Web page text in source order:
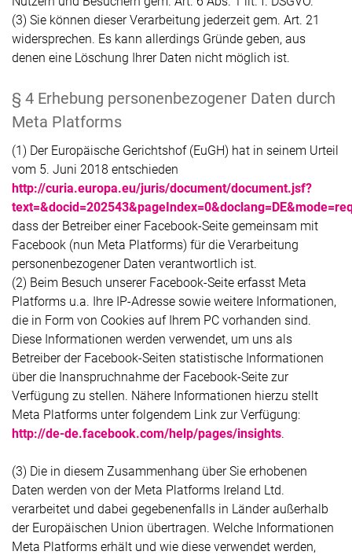
(3) Sie können dieser Verarbeitung jederzeit gem. Art. 21
widersprechen. Es kann allerdings Gründe geben, aus
denen eine Löschung Ihrer Daten nicht möglich ist.
§ 4 Erhebung personenbezogener Daten durch
Meta Platforms
(1) Der Europäische Gerichtshof (EuGH) hat in seinem Urteil
vom 5. Juni 2018 entschieden
http://curia.europa.eu/juris/document/document.jsf?
dass der Betreiber einer Facebook-Seite gemeinsam mit
Facebook (nun Meta Platforms) für die Verarbeitung
personenbezogener Daten verantwortlich ist.
(2) Beim Besuch unserer Facebook-Seite erfasst Meta
Platforms u.a. Ihre IP-Adresse sowie weitere Informationen,
die in Form von Cookies auf Ihrem PC vorhanden sind.
Diese Informationen werden verwendet, um uns als
Betreiber der Facebook-Seiten statistische Informationen
über die Inanspruchnahme der Facebook-Seite zur
Verfügung zu stellen. Nähere Informationen hierzu stellt
Meta Platforms unter folgendem Link zur Verfügung:
http://de-de.facebook.com/help/pages/insights.
(3) Die in diesem Zusammenhang über Sie erhobenen
Daten werden von der Meta Platforms Ireland Ltd.
verarbeitet und dabei gegebenenfalls in Länder außerhalb
der Europäischen Union übertragen. Welche Informationen
Meta Platforms erhält und wie diese verwendet werden,